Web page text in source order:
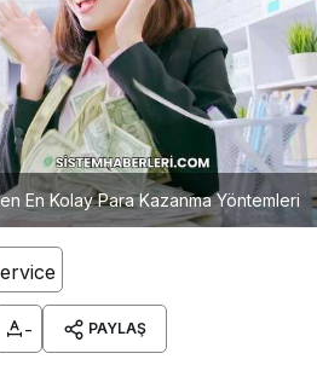
En Kolay Para Kazanma Yöntemleri
- PAYLAŞ